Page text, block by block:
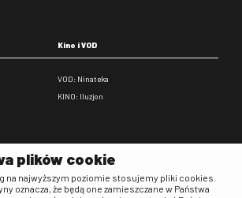
Kino i VOD
VOD: Ninateka
KINO: Iluzjon
plików cookie
na najwyższym poziomie stosujemy pliki cookies.
oznacza, że będą one zamieszczane w Państwa